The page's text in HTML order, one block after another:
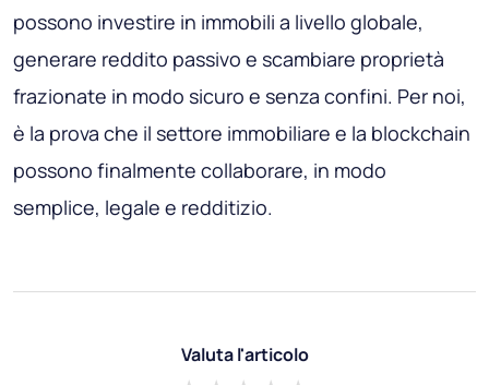
possono investire in immobili a livello globale,
generare reddito passivo e scambiare proprietà
frazionate in modo sicuro e senza confini. Per noi,
è la prova che il settore immobiliare e la blockchain
possono finalmente collaborare, in modo
semplice, legale e redditizio.
Valuta l'articolo